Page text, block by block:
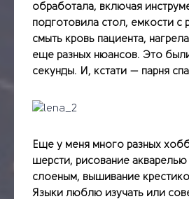
обработала, включая
подготовила стол, емкости с
смыть кровь пациента,
еще разных нюансов. Это
секунды. И, кстати — парня
Еще у меня много разных
шерсти, рисование
слоеным, вышивание
Языки люблю изучать или